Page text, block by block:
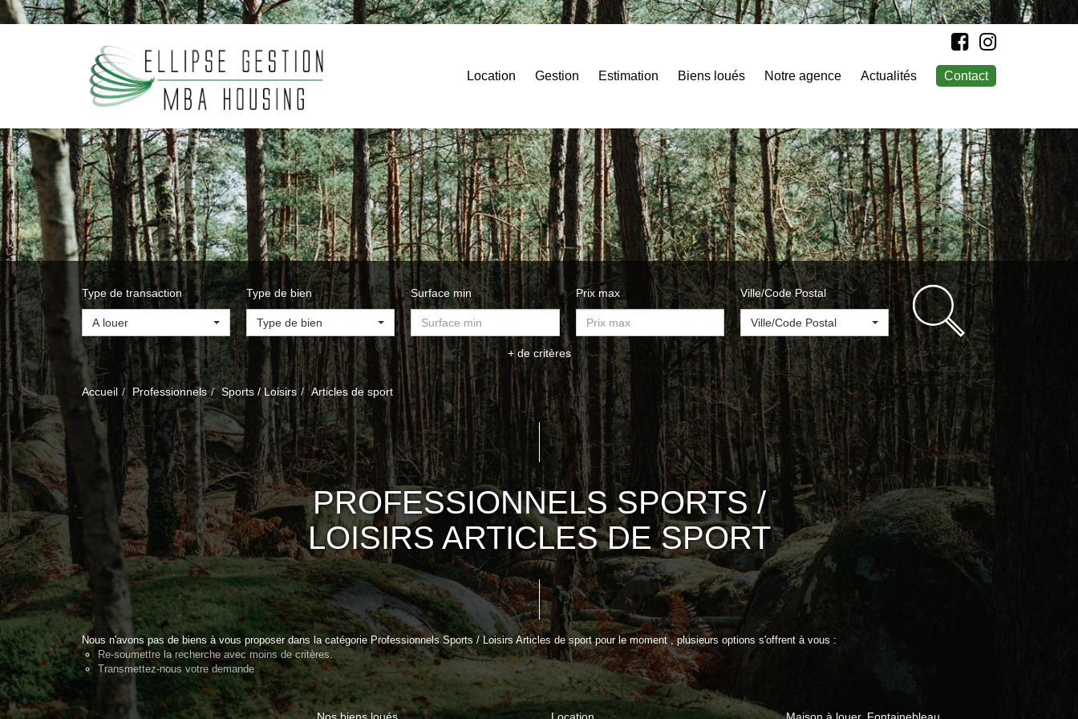
Location Gestion Estimation Biens loués Notre agence Actualités Contact
Type de transaction
A louer
Type de bien
Type de bien
Surface min Prix max Ville/Code Postal
Ville/Code Postal
+ de critères
Accueil Professionnels Sports / Loisirs Articles de sport
PROFESSIONNELS SPORTS /
LOISIRS ARTICLES DE SPORT
Nous n'avons pas de biens à vous proposer dans la catégorie Professionnels Sports / Loisirs Articles de sport pour le moment , plusieurs options s'offrent à vous :
Re-soumettre la recherche avec moins de critères.
Transmettez-nous votre demande